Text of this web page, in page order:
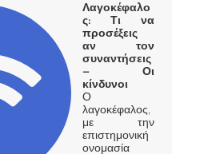
Λαγοκέφαλο
ς: Τι να
προσέξεις
αν τον
συναντήσεις
– Οι
κίνδυνοι
Ο
λαγοκέφαλος,
με την
επιστημονική
ονομασία